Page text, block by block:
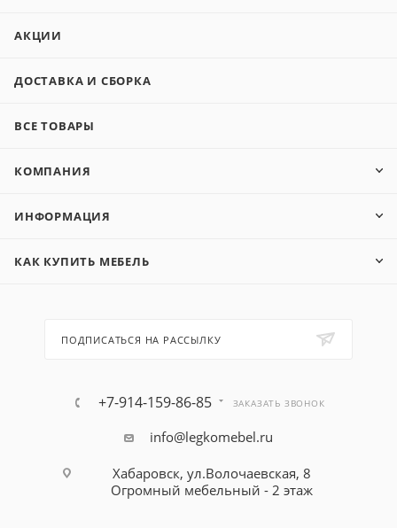
АКЦИИ
ДОСТАВКА И СБОРКА
ВСЕ ТОВАРЫ
КОМПАНИЯ
ИНФОРМАЦИЯ
КАК КУПИТЬ МЕБЕЛЬ
ПОДПИСАТЬСЯ НА РАССЫЛКУ
+7-914-159-86-85 ЗАКАЗАТЬ ЗВОНОК
info@legkomebel.ru
Хабаровск, ул.Волочаевская, 8
Огромный мебельный - 2 этаж